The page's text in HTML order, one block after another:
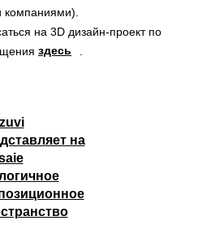
компаниями).
на 3D дизайн-проект по
здесь